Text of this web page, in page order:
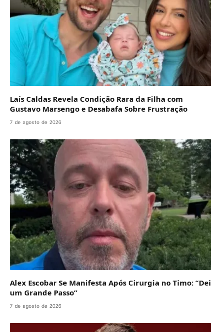
Laís Caldas Revela Condição Rara da Filha com
Gustavo Marsengo e Desabafa Sobre Frustração
7 de agosto de 2026
Alex Escobar Se Manifesta Após Cirurgia no Timo: “Dei
um Grande Passo”
7 de agosto de 2026